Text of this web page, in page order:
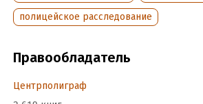
полицейское расследование
Правообладатель
Центрполиграф